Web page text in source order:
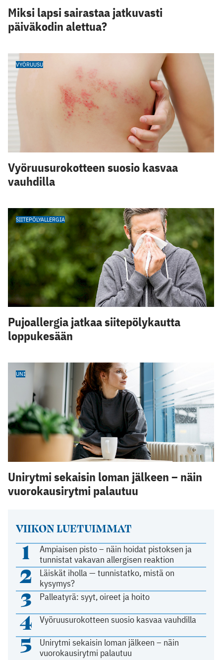
VIIKON LUETUIMMAT
1
Ampiaisen pisto – näin hoidat pistoksen ja
tunnistat vakavan allergisen reaktion
2
Läiskät iholla — tunnistatko, mistä on
kysymys?
3 Palleatyrä: syyt, oireet ja hoito
4 Vyöruusurokotteen suosio kasvaa vauhdilla
5
Unirytmi sekaisin loman jälkeen – näin
vuorokausirytmi palautuu
Miksi lapsi sairastaa jatkuvasti
päiväkodin alettua?
VYÖRUUSU
Vyöruusurokotteen suosio kasvaa
vauhdilla
SIITEPÖLYALLERGIA
Pujoallergia jatkaa siitepölykautta
loppukesään
UNI
Unirytmi sekaisin loman jälkeen – näin
vuorokausirytmi palautuu